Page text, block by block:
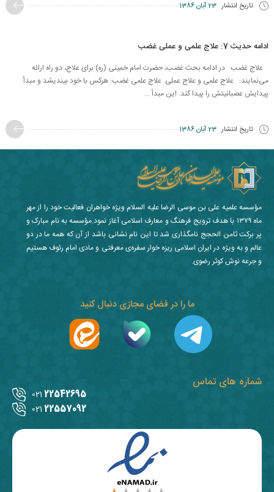
تاریخ انتشار 23 آبان 1386
ادامه حدیث 7: علاج علمی و عملی غضب
علاج غضب در ادامه بحث غضب، حضرت امام خمینی (ره) برای علاج، دو راه ارائه
می‌نمایند: علاج علمی و علاج عملی. علاج علمی غضب: هركس با خود بیندیشد و مبدأ
پیدایش عصبانیتش را پیدا كند. این مبدأ ...
تاریخ انتشار 23 آبان 1386
شماره های تماس
22542695
021
22557092
021
ما را در فضای مجازی دنبال کنید
مؤسسه علمیه علی بن موسی الرضا علیه السلام ویژه خواهران فعالیت خود را از مهر
ماه ۱۳۷۹ با هدف ترویج فرهنگ و معارف اسلامی آغاز نمود.مؤسسه به نام مبارک و
پر برکت ثامن الحجج نامگذاری شد تا این نام نشانی باشد از آن که همه ما در دو
عالم و به ویژه در ایران اسلامی ریزه خوار سفره‌ی معرفتی و مادی امام رئوف هستیم
و جرعه نوش کوثر رضوی.